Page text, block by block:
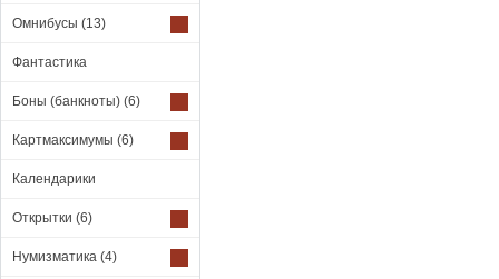
Омнибусы (13)
Фантастика
Боны (банкноты) (6)
Картмаксимумы (6)
Календарики
Открытки (6)
Нумизматика (4)